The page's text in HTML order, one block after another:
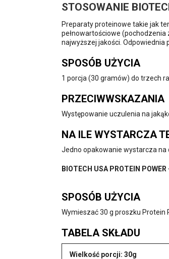
STOSOWANIE
Preparaty proteinowe takie jak
pełnowartościowe
najwyższej jakości. Odpowiednia
SPOSÓB UŻYCIA
1 porcja (30 gramów) do trzech
PRZECIWWSKAZANIA
Występowanie uczulenia na
NA ILE WYSTARCZA
Jedno opakowanie wystarcza na
BIOTECH USA PROTEIN
SPOSÓB UŻYCIA
Wymieszać 30 g proszku Protein
TABELA SKŁADU
Wielkość porcji: 30g